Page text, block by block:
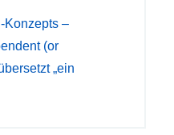
Konzepts –
(or
„ein